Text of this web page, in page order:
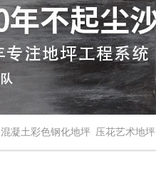
混凝土彩色钢化地坪 压花艺术地坪